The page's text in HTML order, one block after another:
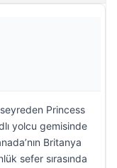
Princess
yolcu gemisinde
Britanya
sefer sırasında